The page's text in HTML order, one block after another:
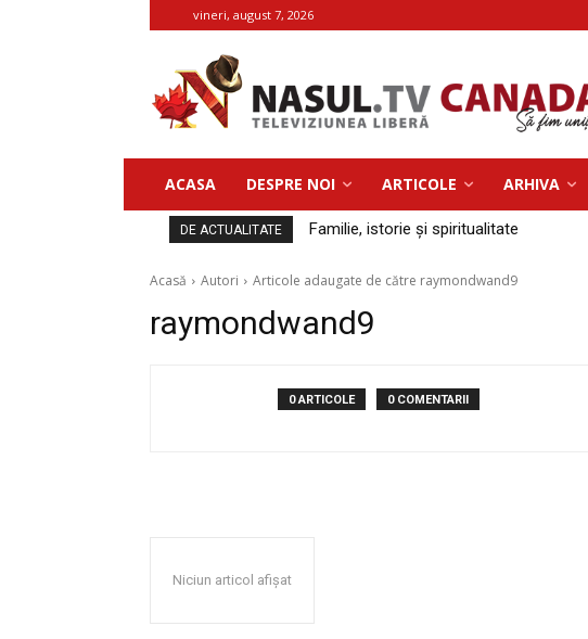
vineri, august 7, 2026
ACASA DESPRE NOI ARTICOLE ARHIVA
DE ACTUALITATE Familie, istorie și spiritualitate
Acasă Autori Articole adaugate de către raymondwand9
raymondwand9
0 ARTICOLE 0 COMENTARII
Niciun articol afișat